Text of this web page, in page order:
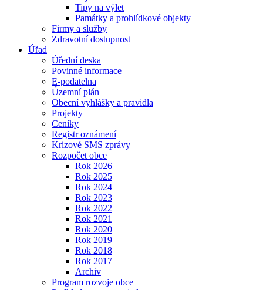
Tipy na výlet
Památky a prohlídkové objekty
Firmy a služby
Zdravotní dostupnost
Úřad
Úřední deska
Povinné informace
E-podatelna
Územní plán
Obecní vyhlášky a pravidla
Projekty
Ceníky
Registr oznámení
Krizové SMS zprávy
Rozpočet obce
Rok 2026
Rok 2025
Rok 2024
Rok 2023
Rok 2022
Rok 2021
Rok 2020
Rok 2019
Rok 2018
Rok 2017
Archiv
Program rozvoje obce